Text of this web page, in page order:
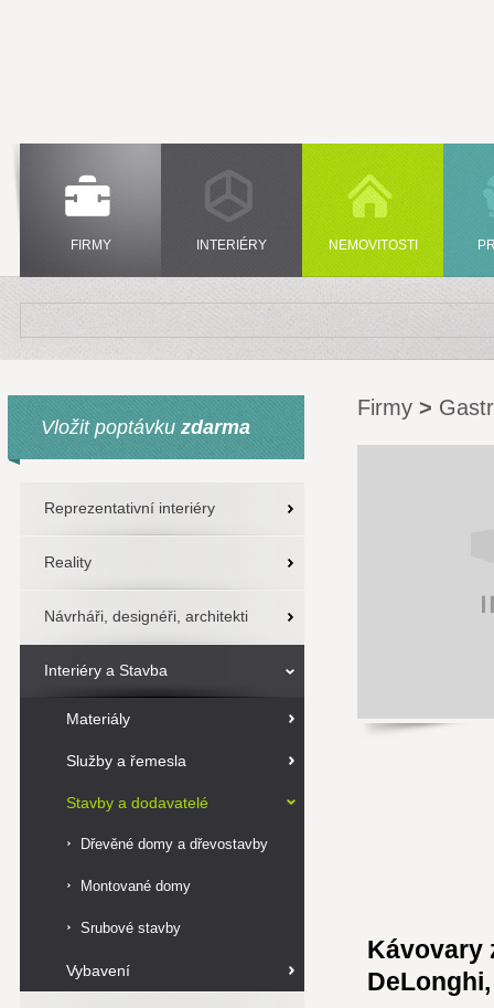
FIRMY INTERIÉRY NEMOVITOSTI
Vložit poptávku zdarma
Reprezentativní interiéry
Reality
Návrháři, designéři, architekti
Interiéry a Stavba
Materiály
Služby a řemesla
Stavby a dodavatelé
Dřevěné domy a dřevostavby
Montované domy
Srubové stavby
Vybavení
Firmy >
Kávovary